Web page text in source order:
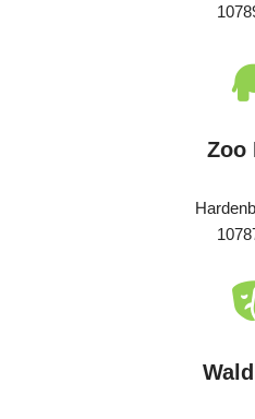
Zoo